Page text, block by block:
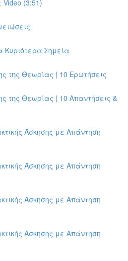
(3:51)
Κυριότερα Σημεία
της Θεωρίας | 10 Ερωτήσεις
της Θεωρίας | 10 Απαντήσεις &
Άσκησης με Απάντηση
Άσκησης με Απάντηση
Άσκησης με Απάντηση
Άσκησης με Απάντηση